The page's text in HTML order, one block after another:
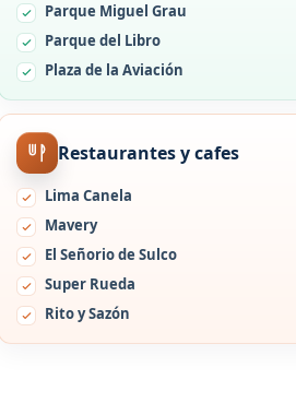
Parque Miguel Grau
Parque del Libro
Plaza de la Aviación
Restaurantes y cafes
Lima Canela
Mavery
El Señorio de Sulco
Super Rueda
Rito y Sazón